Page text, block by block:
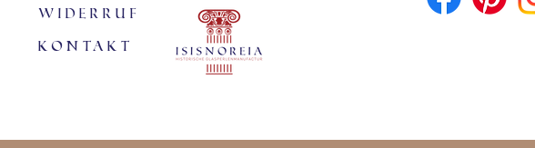
Widerruf
KontaKt